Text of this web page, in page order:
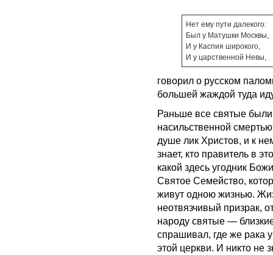
Нет ему пути далекого:
Был у Матушки Москвы,
И у Каспия широкого,
И у царственной Невы,
говорил о русском
большей жаждой туда
Раньше все святые
насильственной
душе лик Христов, и к
знает, кто правитель в
какой здесь угодник
Святое Семейство,
живут одною жизнью.
неотвязчивый призрак,
народу святые —
спрашивал, где же рака
этой церкви. И никто не